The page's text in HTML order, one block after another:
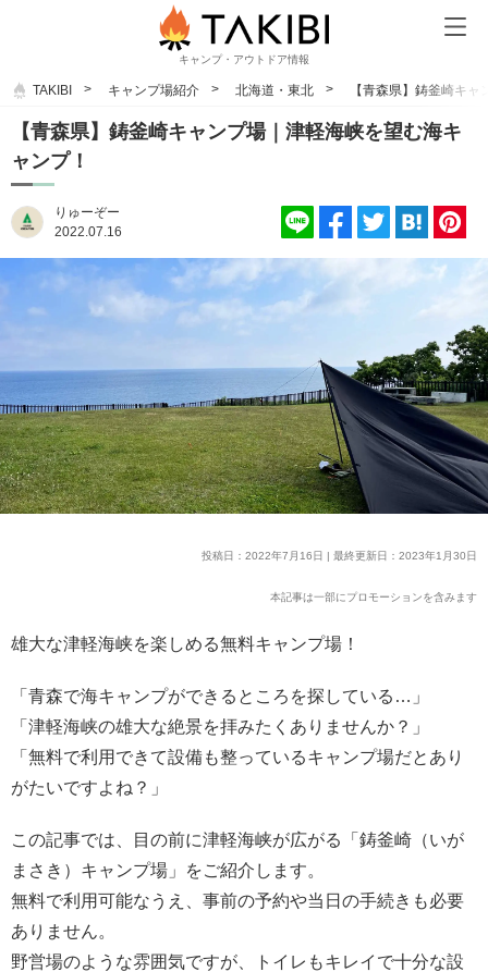
キャンプ・アウトドア情報
TAKIBI キャンプ場紹介 北海道・東北 【青森県】鋳釜崎キ
【青森県】鋳釜崎キャンプ場｜津軽海峡を望む海キ
ャンプ！
りゅーぞー
2022.07.16
投稿日：2022年7月16日 | 最終更新日：2023年1月30日
本記事は一部にプロモーションを含みます
雄大な津軽海峡を楽しめる無料キャンプ場！
「青森で海キャンプができるところを探している…」
「津軽海峡の雄大な絶景を拝みたくありませんか？」
「無料で利用できて設備も整っているキャンプ場だとあり
がたいですよね？」
この記事では、目の前に津軽海峡が広がる「鋳釜崎（いが
まさき）キャンプ場」をご紹介します。
無料で利用可能なうえ、事前の予約や当日の手続きも必要
ありません。
野営場のような雰囲気ですが、トイレもキレイで十分な設